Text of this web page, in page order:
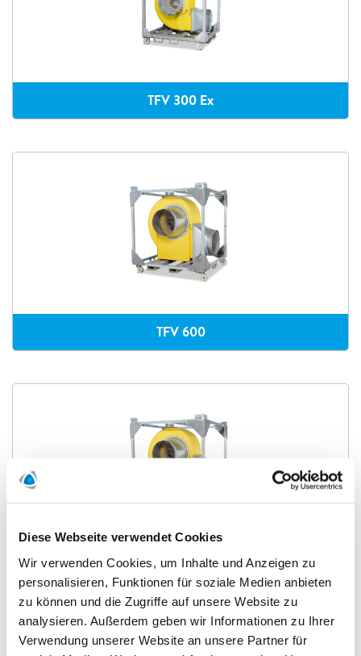
Diese Webseite verwendet Cookies
Wir verwenden Cookies, um Inhalte und Anzeigen zu
personalisieren, Funktionen für soziale Medien anbieten
zu können und die Zugriffe auf unsere Website zu
analysieren. Außerdem geben wir Informationen zu Ihrer
Verwendung unserer Website an unsere Partner für
TFV 300 Ex
TFV 600
TFV 900